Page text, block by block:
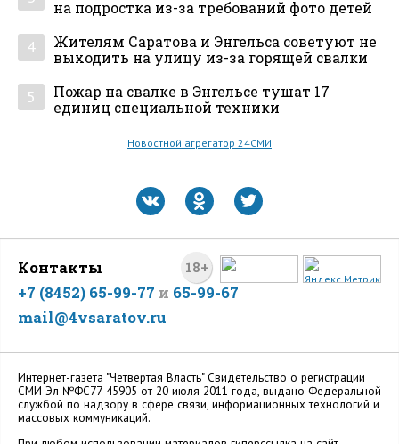
на подростка из-за требований фото детей
4
Жителям Саратова и Энгельса советуют не
выходить на улицу из-за горящей свалки
5
Пожар на свалке в Энгельсе тушат 17
единиц специальной техники
Новостной агрегатор 24СМИ
18+
Контакты
+7 (8452) 65-99-77 и 65-99-67
mail@4vsaratov.ru
Интернет-газета "Четвертая Власть" Cвидетельство о регистрации
СМИ Эл №ФС77-45905 от 20 июля 2011 года, выдано Федеральной
службой по надзору в сфере связи, информационных технологий и
массовых коммуникаций.